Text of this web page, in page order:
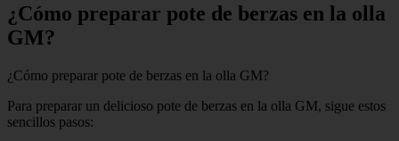
¿Cómo preparar pote de berzas en la olla
GM?
¿Cómo preparar pote de berzas en la olla GM?
Para preparar un delicioso pote de berzas en la olla GM, sigue estos
sencillos pasos: